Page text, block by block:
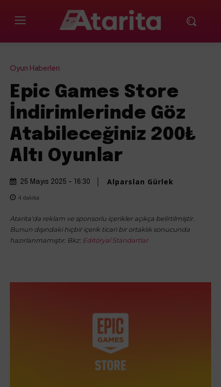
Oyun Haberleri
Epic Games Store
İndirimlerinde Göz
Atabileceğiniz 200₺
Altı Oyunlar
25 Mayıs 2025 - 16:30 Alparslan Gürlek
4 dakika
Atarita'da reklam ve sponsorlu içerikler açıkça belirtilmiştir.
Bunun dışındaki hiçbir içerik ticari bir ortaklık sonucunda
hazırlanmamıştır. Bkz: Editöryal Standartlar